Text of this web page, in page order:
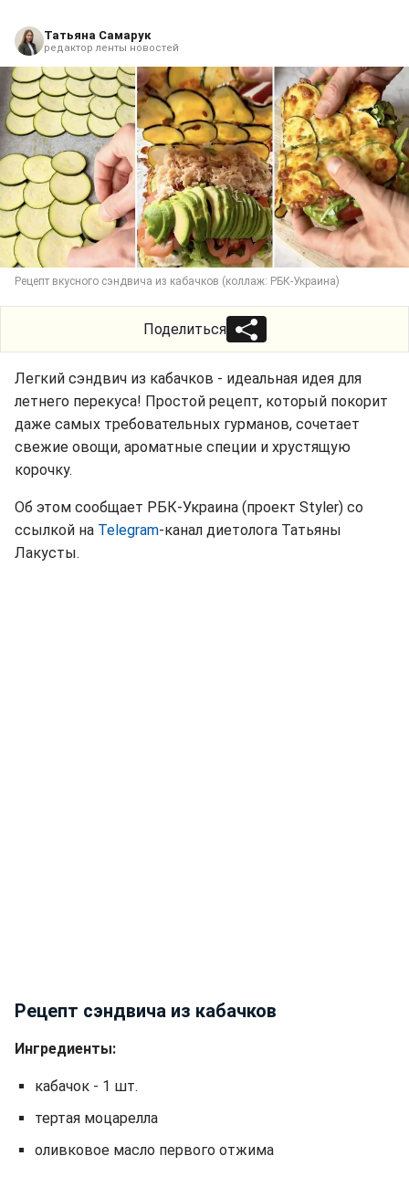
Татьяна Самарук
редактор ленты новостей
Рецепт вкусного сэндвича из кабачков (коллаж: РБК-Украина)
Поделиться
Легкий сэндвич из кабачков - идеальная идея для
летнего перекуса! Простой рецепт, который покорит
даже самых требовательных гурманов, сочетает
свежие овощи, ароматные специи и хрустящую
корочку.
Об этом сообщает РБК-Украина (проект Styler) со
ссылкой на Telegram-канал диетолога Татьяны
Лакусты.
Рецепт сэндвича из кабачков
Ингредиенты:
кабачок - 1 шт.
тертая моцарелла
оливковое масло первого отжима